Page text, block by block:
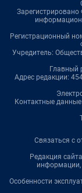
Регистрационный
Учредитель:
Главный
Адрес редакции:
Контактные
Связаться с
Редакция
информации,
Особенности